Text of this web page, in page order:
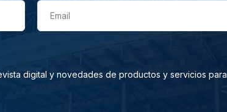
Email
digital y novedades de productos y servicios para